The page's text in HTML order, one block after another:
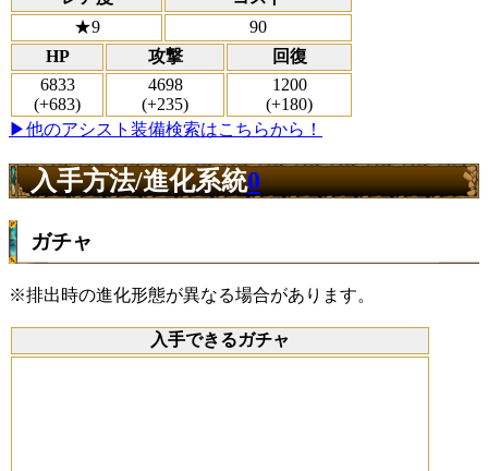
★9
90
HP
攻撃
回復
6833
(+683)
4698
(+235)
1200
(+180)
▶他のアシスト装備検索はこちらから！
入手方法/進化系統0
ガチャ
※排出時の進化形態が異なる場合があります。
入手できるガチャ